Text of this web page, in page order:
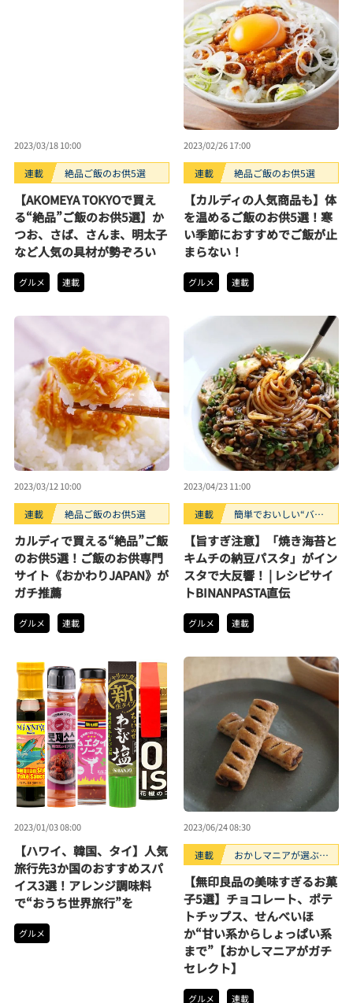
2023/03/18 10:00
連載 絶品ご飯のお供5選
【AKOMEYA TOKYOで買え
る“絶品”ご飯のお供5選】か
つお、さば、さんま、明太子
など人気の具材が勢ぞろい
グルメ 連載
2023/02/26 17:00
連載 絶品ご飯のお供5選
【カルディの人気商品も】体
を温めるご飯のお供5選！寒
い季節におすすめでご飯が止
まらない！
グルメ 連載
2023/03/12 10:00
連載 絶品ご飯のお供5選
カルディで買える“絶品”ご飯
のお供5選！ご飯のお供専門
サイト《おかわりJAPAN》が
ガチ推薦
グルメ 連載
2023/04/23 11:00
連載
簡単でおいしい“バ
【旨すぎ注意】「焼き海苔と
キムチの納豆パスタ」がイン
スタで大反響！ | レシピサイ
トBINANPASTA直伝
グルメ 連載
2023/01/03 08:00
【ハワイ、韓国、タイ】人気
旅行先3か国のおすすめスパ
イス3選！アレンジ調味料
で“おうち世界旅行”を
グルメ
2023/06/24 08:30
連載
おかしマニアが選ぶお
【無印良品の美味すぎるお菓
子5選】チョコレート、ポテ
トチップス、せんべいほ
か“甘い系からしょっぱい系
まで”【おかしマニアがガチ
セレクト】
グルメ 連載